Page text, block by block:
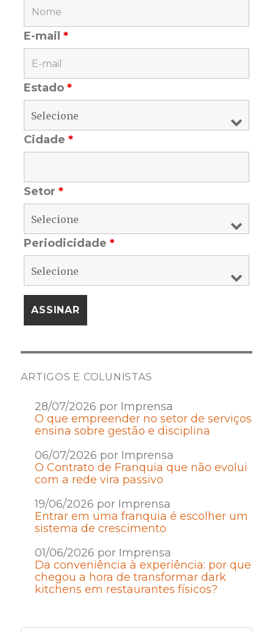
E-mail*
Estado*
Cidade*
Setor*
Periodicidade*
ARTIGOS E COLUNISTAS
28/07/2026 por Imprensa
O que empreender no setor de serviços
ensina sobre gestão e disciplina
06/07/2026 por Imprensa
O Contrato de Franquia que não evolui
com a rede vira passivo
19/06/2026 por Imprensa
Entrar em uma franquia é escolher um
sistema de crescimento
01/06/2026 por Imprensa
Da conveniência à experiência: por que
chegou a hora de transformar dark
kitchens em restaurantes físicos?